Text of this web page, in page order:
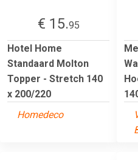
€ 15.95
Hotel Home
Standaard Molton
Topper - Stretch 140
x 200/220
Homedeco